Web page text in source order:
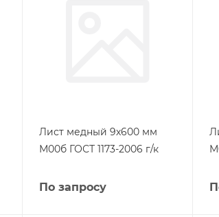
Лист медный 9х600 мм
М00б ГОСТ 1173-2006 г/к
По запросу